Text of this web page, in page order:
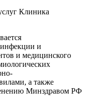
Клиника
и
и медицинского
а также
Минздравом РФ